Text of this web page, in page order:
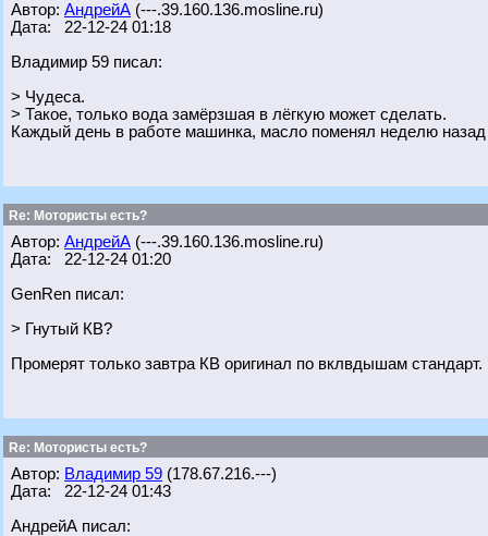
Автор: АндрейА (---.39.160.136.mosline.ru)
Дата: 22-12-24 01:18
Владимир 59 писал:
> Чудеса.
> Такое, только вода замёрзшая в лёгкую может сделать.
Каждый день в работе машинка, масло поменял неделю назад
Re: Мотористы есть?
Автор: АндрейА (---.39.160.136.mosline.ru)
Дата: 22-12-24 01:20
GenRen писал:
> Гнутый КВ?
Промерят только завтра КВ оригинал по вклвдышам стандарт.
Re: Мотористы есть?
Автор: Владимир 59 (178.67.216.---)
Дата: 22-12-24 01:43
АндрейА писал: